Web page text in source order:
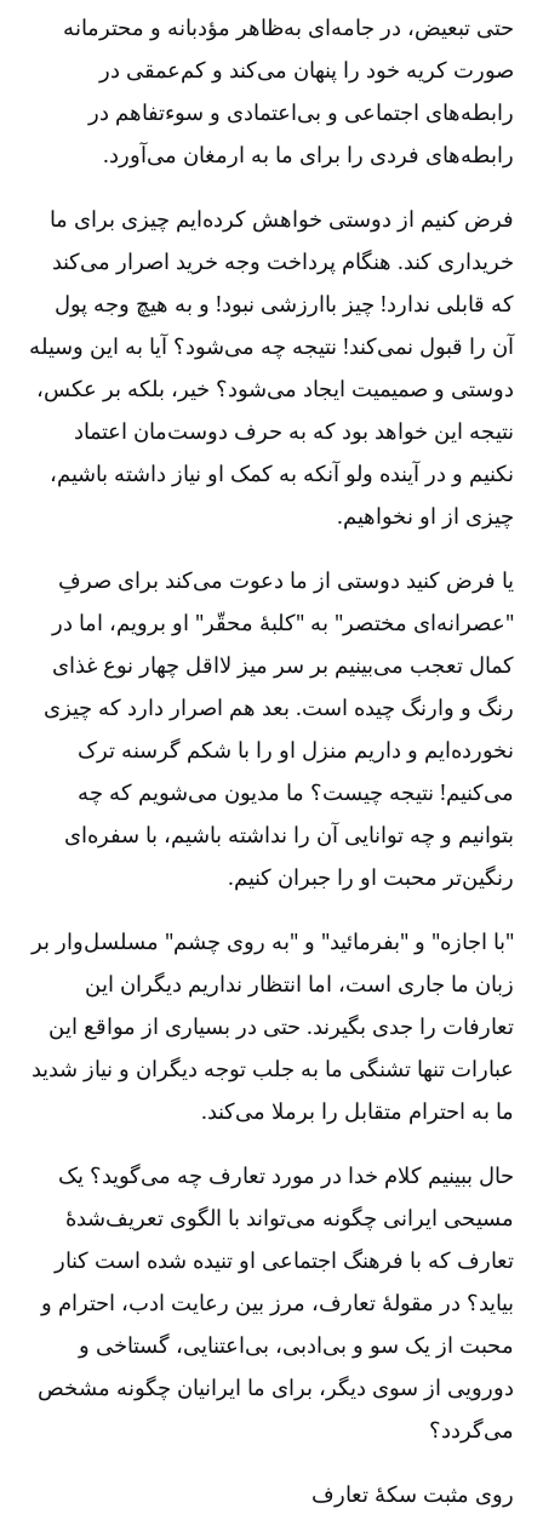
حتی تبعیض، در جامه‌ای به‌ظاهر مؤدبانه و محترمانه
صورت کریه خود را پنهان می‌کند و کم‌عمقی در
رابطه‌های اجتماعی و بی‌اعتمادی و سوءتفاهم‌ در
رابطه‌های فردی را برای ما به ارمغان می‌آورد.
فرض کنیم از دوستی خواهش کرده‌ایم چیزی برای ما
خریداری کند. هنگام پرداخت وجه خرید اصرار می‌کند
که قابلی ندارد! چیز باارزشی نبود! و به هیچ وجه پول
آن را قبول نمی‌کند! نتیجه چه می‌شود؟ آیا به این وسیله
دوستی و صمیمیت ایجاد می‌شود؟ خیر، بلکه بر عکس،
نتیجه این خواهد بود که به حرف دوست‌مان اعتماد
نکنیم و در آینده ولو آنکه به کمک او نیاز داشته باشیم،
چیزی از او نخواهیم.
یا فرض کنید دوستی از ما دعوت می‌کند برای صرفِ
"عصرانه‌‌ای مختصر" به "کلبۀ محقّر" او برویم، اما در
کمال تعجب می‌بینیم بر سر میز لااقل چهار نوع غذای
رنگ و وارنگ چیده است. بعد هم اصرار دارد که چیزی
نخورده‌ایم و داریم منزل او را با شکم گرسنه ترک
می‌کنیم! نتیجه چیست؟ ما مدیون می‌شویم که چه
بتوانیم و چه توانایی آن را نداشته باشیم، با سفره‌ای
رنگین‌تر محبت او را جبران کنیم.
"با اجازه" و "بفرمائید" و "به روی چشم" مسلسل‌وار بر
زبان ما جاری است، اما انتظار نداریم دیگران این
تعارفات را جدی بگیرند. حتی در بسیاری از مواقع این
عبارات تنها تشنگی ما به جلب توجه دیگران و نیاز شدید
ما به احترام متقابل را برملا می‌کند.
حال ببینیم کلام خدا در مورد تعارف چه می‌گوید؟ یک
مسیحی ایرانی چگونه می‌تواند با الگوی تعریف‌شدۀ
تعارف که با فرهنگ اجتماعی او تنیده شده است کنار
بیاید؟ در مقولۀ تعارف، مرز بین رعایت ادب، احترام و
محبت از یک سو و بی‌ادبی، بی‌اعتنایی، گستاخی و
دورویی از سوی دیگر، برای ما ایرانیان چگونه مشخص
می‌گردد؟
روی مثبت سکۀ تعارف